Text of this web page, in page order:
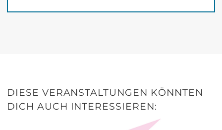
DIESE VERANSTALTUNGEN KÖNNTEN
DICH AUCH INTERESSIEREN: